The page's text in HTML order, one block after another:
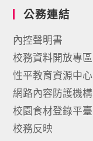
公務連結
內控聲明書
校務資料開放專區
性平教育資源中心
網路內容防護機構
校園食材登錄平臺
校務反映